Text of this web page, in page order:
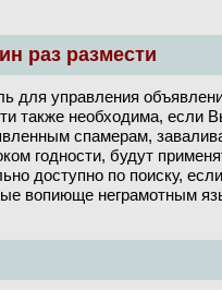
раз размести
для управления
также необходима, если
спамерам,
годности, будут
доступно по поиску,
вопиюще неграмотным